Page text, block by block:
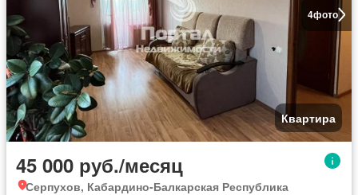
4фото
Квартира
45 000 руб./месяц
Серпухов, Кабардино-Балкарская Республика